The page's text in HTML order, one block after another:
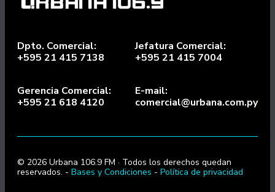
Dpto. Comercial:
+595 21 415 7138
Jefatura Comercial:
+595 21 415 7004
Gerencia Comercial:
+595 21 618 4120
E-mail:
comercial@urbana.com.py
© 2026 Urbana 106.9 FM · Todos los derechos quedan
reservados. - Bases y Condiciones - Política de privacidad